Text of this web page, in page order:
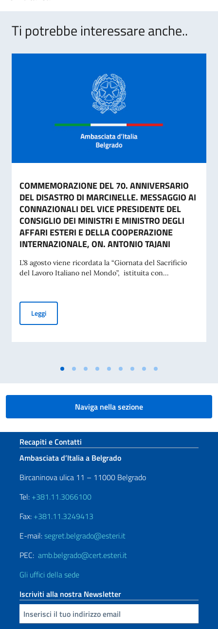
Ti potrebbe interessare anche..
COMMEMORAZIONE DEL 70. ANNIVERSARIO
DEL DISASTRO DI MARCINELLE. MESSAGGIO AI
CONNAZIONALI DEL VICE PRESIDENTE DEL
CONSIGLIO DEI MINISTRI E MINISTRO DEGLI
AFFARI ESTERI E DELLA COOPERAZIONE
INTERNAZIONALE, ON. ANTONIO TAJANI
L’8 agosto viene ricordata la “Giornata del Sacrificio
del Lavoro Italiano nel Mondo”, istituita con...
LeggiCOMMEMORAZIONE DEL 70. ANNIVERSARIO DEL
Naviga nella sezione
Sezione footer
Recapiti e Contatti
Ambasciata d’Italia a Belgrado
Bircaninova ulica 11 – 11000 Belgrado
Tel: +381.11.3066100
Fax: +381.11.3249413
E-mail:segret.belgrado@esteri.it
PEC: amb.belgrado@cert.esteri.it
Gli uffici della sede
Iscriviti alla nostra Newsletter
Inserisci la tua email